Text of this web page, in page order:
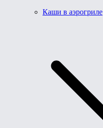
Каши в аэрогриле